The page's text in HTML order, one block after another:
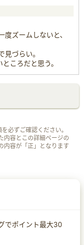
ズームしないと、
づらい。
ころだと思う。
必ずご確認ください。
内容とこの詳細ページの
内容が「正」となります
でポイント最大30